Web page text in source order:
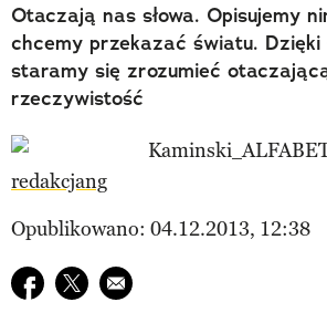
Polecane
Otaczają nas słowa. Opisujemy
chcemy przekazać światu. Dzięki
staramy się zrozumieć
rzeczywistość
redakcjang
Opublikowano: 04.12.2013, 12:38
Udostępnij na facebook
Udostępnij na twitter
E-mail do przyjaciela